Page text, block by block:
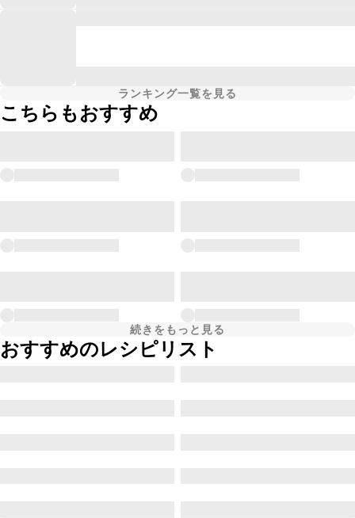
ランキング一覧を見る
こちらもおすすめ
続きをもっと見る
おすすめのレシピリスト